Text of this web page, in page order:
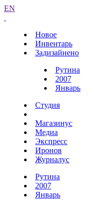
EN
Новое
Инвентарь
Задизайнено
Рутина
2007
Январь
Студия
Магазинус
Медиа
Экспресс
Иронов
Журналус
Рутина
2007
Январь